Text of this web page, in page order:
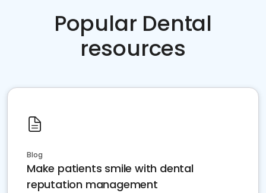
Popular Dental
resources
Blog
Make patients smile with dental
reputation management